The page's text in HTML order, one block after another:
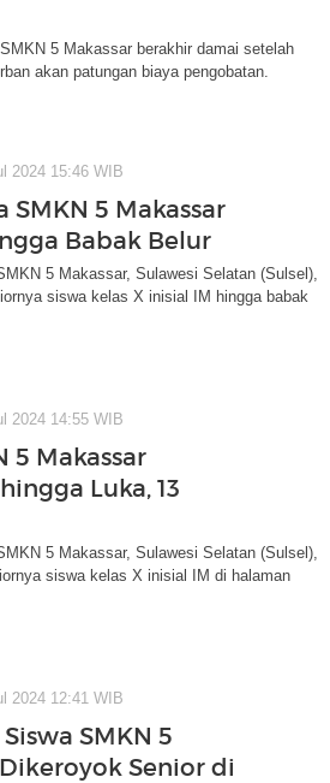
5 Makassar berakhir damai setelah
akan patungan biaya pengobatan.
2024 15:46 WIB
SMKN 5 Makassar
Babak Belur
5 Makassar, Sulawesi Selatan (Sulsel),
siswa kelas X inisial IM hingga babak
2024 14:55 WIB
5 Makassar
Luka, 13
5 Makassar, Sulawesi Selatan (Sulsel),
siswa kelas X inisial IM di halaman
2024 12:41 WIB
SMKN 5
Senior di